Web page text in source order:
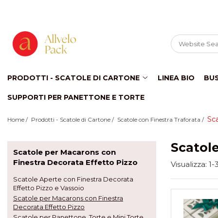
Prodotti - Scatole di Cartone
Scatole per Panettone e Torte
Scatole per Panettone e Torte con
Scatole per Panettone e Torte senza
Bicchieri in Cartone
Scatole alte per dolci con
vassoio incluso "Smart-Box"
Pasticcini
Pasticcini
Scatole Aperte con Finestra
PRODOTTI - SCATOLE DI CARTONE LINEA BIO
SUPPORTI PER PANETTONE E TORTE
Home / Prodotti - Scatole di Cartone / Scatole con Finestra Traforata /
Scatole per Macarons con
Finestra Decorata Effetto Pizzo
Scatole Aperte con Finestra Decorata
Effetto Pizzo e Vassoio
Scatole per Macarons con Finestra
Decorata Effetto Pizzo
Visualizza: 1-3